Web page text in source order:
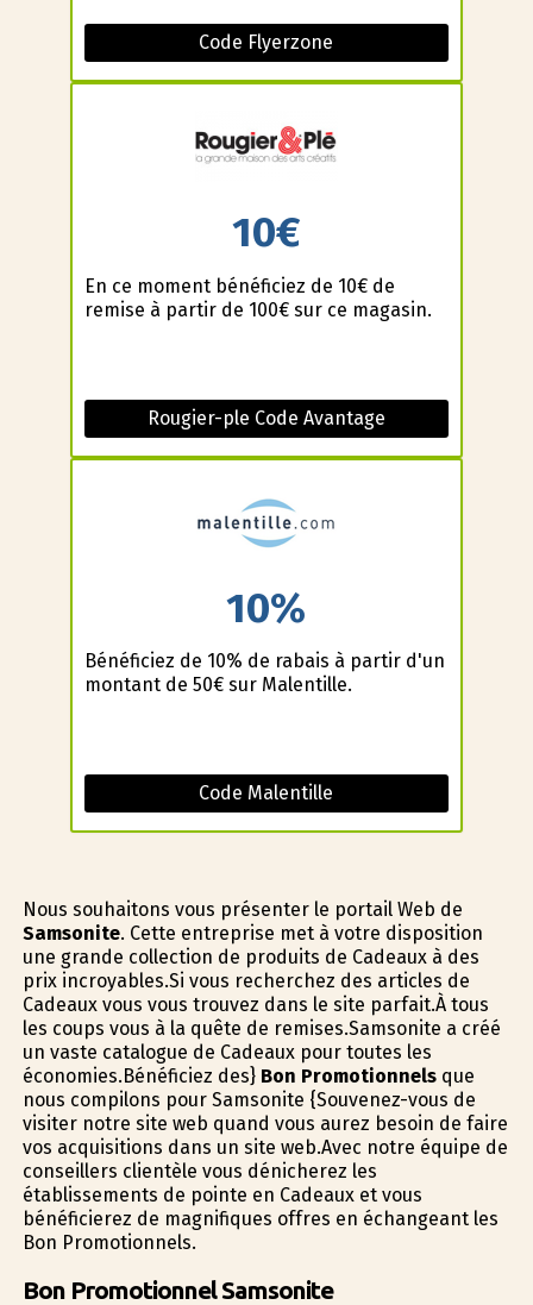
Code Flyerzone
10€
En ce moment bénéficiez de 10€ de
remise à partir de 100€ sur ce magasin.
Rougier-ple Code Avantage
10%
Bénéficiez de 10% de rabais à partir d'un
montant de 50€ sur Malentille.
Code Malentille
Nous souhaitons vous présenter le portail Web de
Samsonite. Cette entreprise met à votre disposition
une grande collection de produits de Cadeaux à des
prix incroyables.Si vous recherchez des articles de
Cadeaux vous vous trouvez dans le site parfait.À tous
les coups vous à la quête de remises.Samsonite a créé
un vaste catalogue de Cadeaux pour toutes les
économies.Bénéficiez des} Bon Promotionnelsque
nous compilons pour Samsonite {Souvenez-vous de
visiter notre site web quand vous aurez besoin de faire
vos acquisitions dans un site web.Avec notre équipe de
conseillers clientèle vous dénicherez les
établissements de pointe en Cadeaux et vous
bénéficierez de magnifiques offres en échangeant les
Bon Promotionnels.
Bon Promotionnel Samsonite